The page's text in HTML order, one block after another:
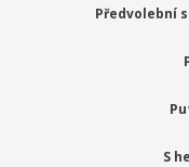
Předvolební
S